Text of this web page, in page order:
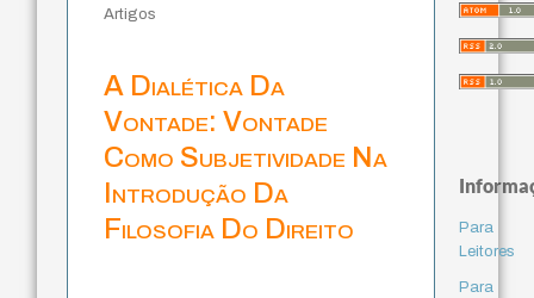
Artigos
A Dialética Da
Vontade: Vontade
Como Subjetividade Na
Introdução Da
Filosofia Do Direito
Para
Leitores
Para